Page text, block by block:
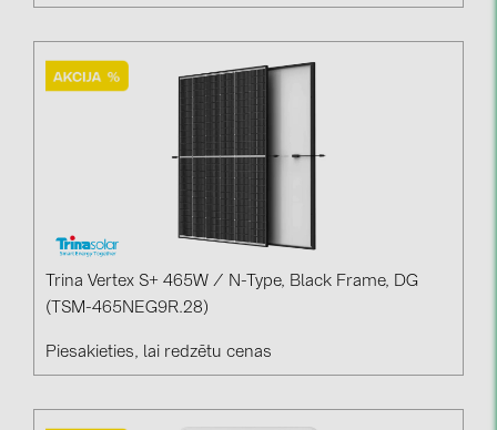
Trina Vertex S+ 465W / N-Type, Black Frame, DG
(TSM-465NEG9R.28)
Piesakieties, lai redzētu cenas